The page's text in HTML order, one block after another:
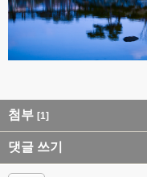
첨부 [1]
댓글 쓰기